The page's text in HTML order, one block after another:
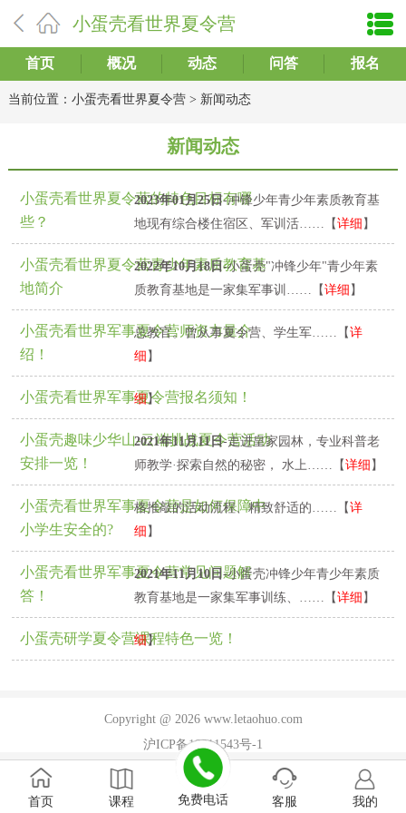
小蛋壳看世界夏令营
首页 概况 动态 问答 报名
当前位置： 小蛋壳看世界夏令营> 新闻动态
新闻动态
小蛋壳看世界夏令营的特色目标有哪
些？
2023年01月25日-冲锋少年青少年素质教育基
地现有综合楼住宿区、军训活……【详细 】
小蛋壳看世界夏令营青少年素质教育基
地简介
2022年10月18日-小蛋壳"冲锋少年"青少年素
质教育基地是一家集军事训……【详细 】
小蛋壳看世界军事夏令营师资力量介
绍！
2021年11月12日-李鹏，陕西省国防教育基地
总教官。曾从事夏令营、学生军……【详
细 】
小蛋壳看世界军事夏令营报名须知！
2021年11月11日
协议，提前3天建家长群。（如小……【详
细】
小蛋壳趣味少华山-云端挑战夏令营活动
安排一览！
2021年11月11日-走进皇家园林，专业科普老
师教学·探索自然的秘密， 水上……【详细 】
小蛋壳看世界军事夏令营是如何保障中
小学生安全的?
2021年11月11日-安全问题始终放在首位，严
格推敲的活动流程、精致舒适的……【详
细 】
小蛋壳看世界军事夏令营常见问题解
答！
2021年11月10日-小蛋壳冲锋少年青少年素质
教育基地是一家集军事训练、……【详细 】
小蛋壳研学夏令营课程特色一览！
2021年11月05日-“小别离，大格局”，给孩子
一个五彩斑斓的研学夏令营，准备……【详
细】
首页 课程 免费电话 客服 我的
Copyright @ 2026 www.letaohuo.com
沪ICP备19011543号-1